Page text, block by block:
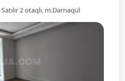
Satılır 2 otaqlı, m.Dərnəqül